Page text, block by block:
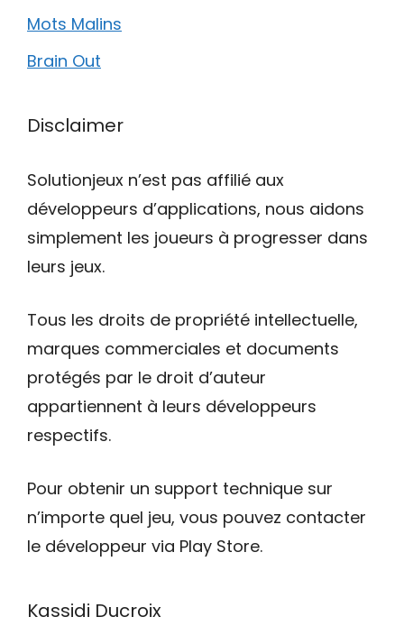
Mots Malins
Brain Out
Disclaimer
Solutionjeux n’est pas affilié aux
développeurs d’applications, nous aidons
simplement les joueurs à progresser dans
leurs jeux.
Tous les droits de propriété intellectuelle,
marques commerciales et documents
protégés par le droit d’auteur
appartiennent à leurs développeurs
respectifs.
Pour obtenir un support technique sur
n’importe quel jeu, vous pouvez contacter
le développeur via Play Store.
Kassidi Ducroix